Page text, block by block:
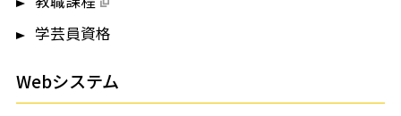
学芸員資格
Webシステム